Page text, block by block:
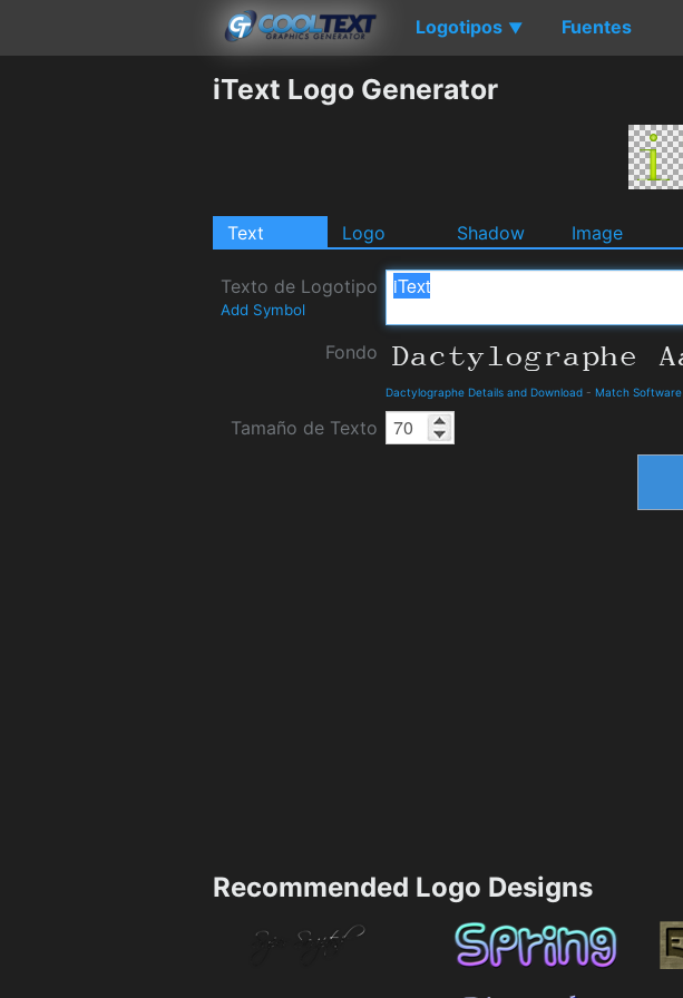
Logotipos ▼ Fuentes
iText Logo Generator
Text Logo Shadow Image
Texto de Logotipo
Add Symbol
Fondo
Dactylographe Details and Download - Match Software
Tamaño de Texto
Recommended Logo Designs